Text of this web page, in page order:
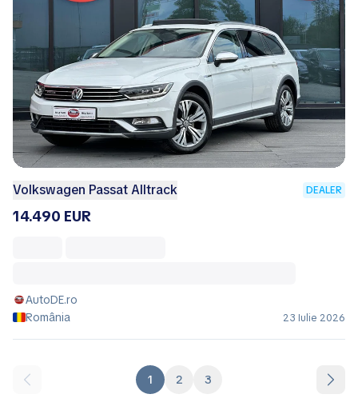
Volkswagen Passat Alltrack DEALER
14.490 EUR
AutoDE.ro
România
23 Iulie 2026
1 2 3